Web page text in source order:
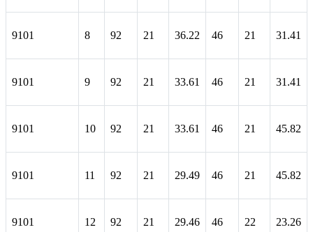
9101 8 92 21 36.22 46 21 31.41
9101 9 92 21 33.61 46 21 31.41
9101 10 92 21 33.61 46 21 45.82
9101 11 92 21 29.49 46 21 45.82
9101 12 92 21 29.46 46 22 23.26